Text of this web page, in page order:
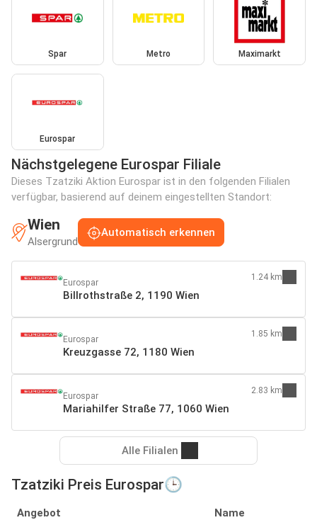
Spar Metro Maximarkt
Eurospar
Nächstgelegene Eurospar Filiale
Dieses Tzatziki Aktion Eurospar ist in den folgenden Filialen
verfügbar, basierend auf deinem eingestellten Standort:
Wien
Alsergrund
Automatisch erkennen
Eurospar
Billrothstraße 2, 1190 Wien
1.24 km
Eurospar
Kreuzgasse 72, 1180 Wien
1.85 km
Eurospar
Mariahilfer Straße 77, 1060 Wien
2.83 km
Alle Filialen
Tzatziki Preis Eurospar🕒
Angebot Name